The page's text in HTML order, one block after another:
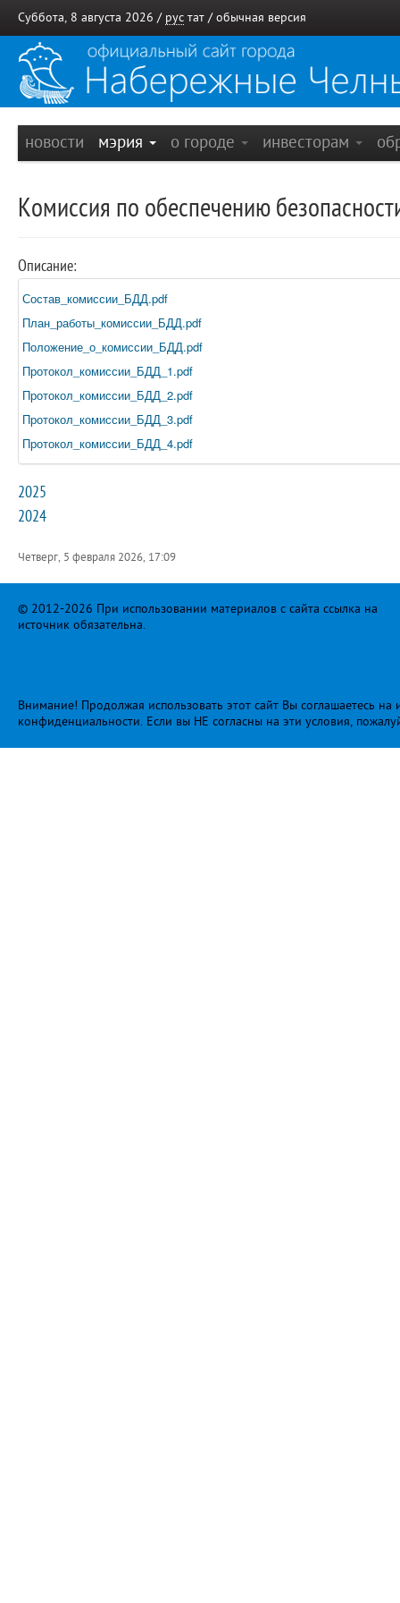
Суббота, 8 августа 2026 / рус тат / обычная версия
новости мэрия о городе инвесторам
Комиссия по обеспечению
Описание:
Состав_комиссии_БДД.pdf
План_работы_комиссии_БДД.pdf
Положение_о_комиссии_БДД.pdf
Протокол_комиссии_БДД_1.pdf
Протокол_комиссии_БДД_2.pdf
Протокол_комиссии_БДД_3.pdf
Протокол_комиссии_БДД_4.pdf
2025
2024
Четверг, 5 февраля 2026, 17:09
© 2012-2026 При использовании материалов с сайта ссылка на
источник обязательна.
Внимание! Продолжая использовать этот сайт Вы соглашаетесь
конфиденциальности. Если вы НЕ согласны на эти условия,